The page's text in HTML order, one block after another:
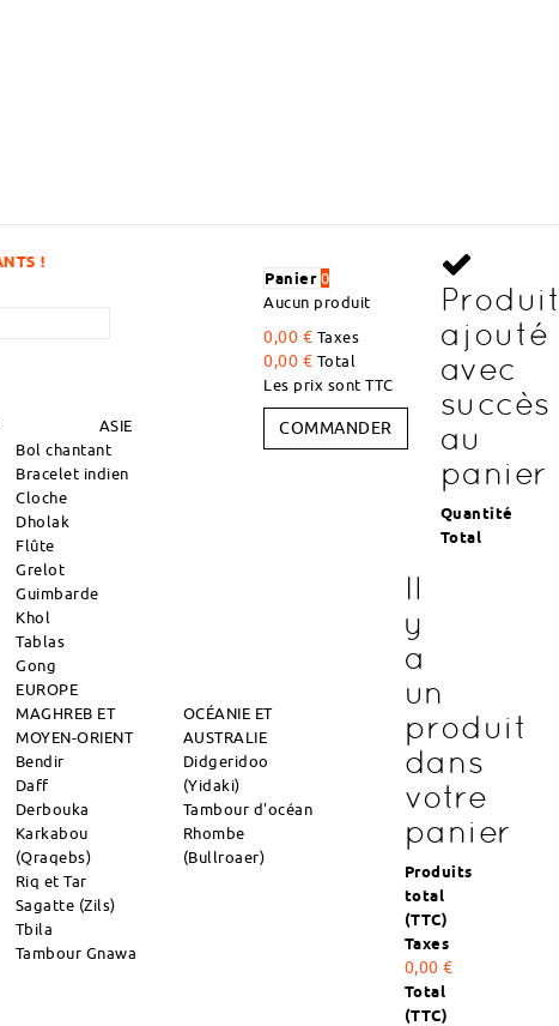
DÉCOUVREZ DES ARTICLES À DES PRIX
ASIE
Bol chantant
Bracelet indien
Cloche
Dholak
Flûte
Grelot
Guimbarde
Khol
Tablas
Gong
EUROPE
MAGHREB ET
MOYEN-ORIENT
OCÉANIE ET
AUSTRALIE
Bendir
Daff
Derbouka
Karkabou
(Qraqebs)
Riq et Tar
Sagatte (Zils)
Tbila
Tambour Gnawa
Didgeridoo
(Yidaki)
Tambour d'océan
Rhombe
(Bullroaer)
Panier 0
Aucun produit
0,00 € Taxes
0,00 € Total
Les prix sont TTC
COMMANDER
ajouté
avec
succès
au
panier
Quantité
Total
Il
y
a
un
produit
dans
votre
panier
Produits
total
(TTC)
Taxes
0,00 €
Total
(TTC)